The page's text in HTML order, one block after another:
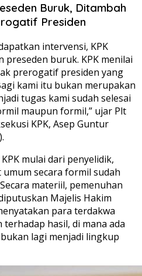
Buruk, Ditambah
Presiden
intervensi, KPK
buruk. KPK menilai
prerogatif presiden yang
kami itu bukan merupakan
tugas kami sudah selesai
maupun formil,” ujar Plt
KPK, Asep Guntur
mulai dari penyelidik,
secara formil sudah
materiil, pemenuhan
Majelis Hakim
para terdakwa
terhadap hasil, di mana ada
lagi menjadi lingkup